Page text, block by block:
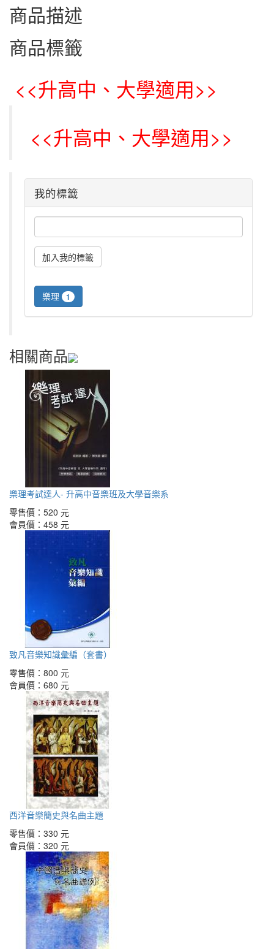
商品描述
商品標籤
<<升高中、大學適用>>
<<升高中、大學適用>>
我的標籤
樂理 1
相關商品
樂理考試達人- 升高中音樂班及大學音樂系
零售價： 520 元
會員價： 458 元
致凡音樂知識彙編（套書）
零售價： 800 元
會員價： 680 元
西洋音樂簡史與名曲主題
零售價： 330 元
會員價： 320 元